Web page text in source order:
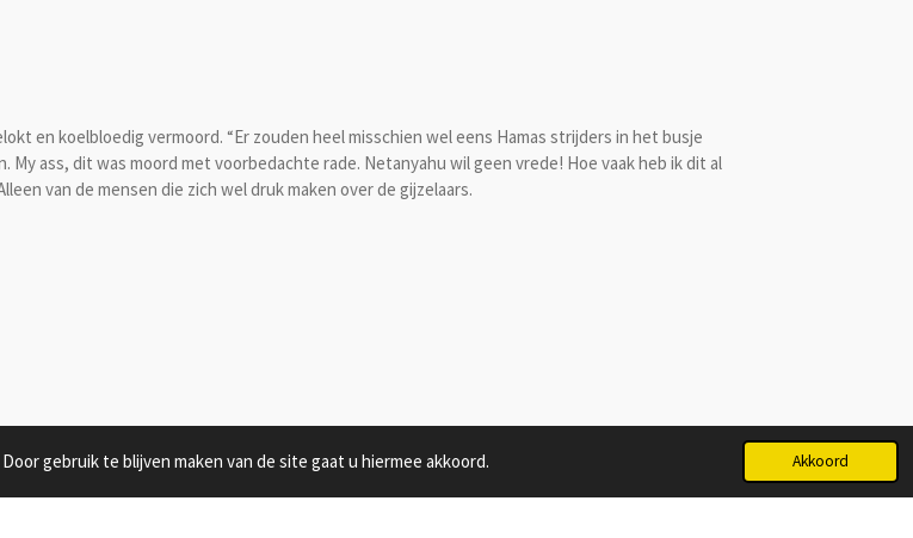
gebruik te blijven maken van de site gaat u hiermee akkoord. Akkoord
en koelbloedig vermoord. “Er zouden heel misschien wel eens Hamas strijders in het busje
ass, dit was moord met voorbedachte rade. Netanyahu wil geen vrede! Hoe vaak heb ik dit al
van de mensen die zich wel druk maken over de gijzelaars.